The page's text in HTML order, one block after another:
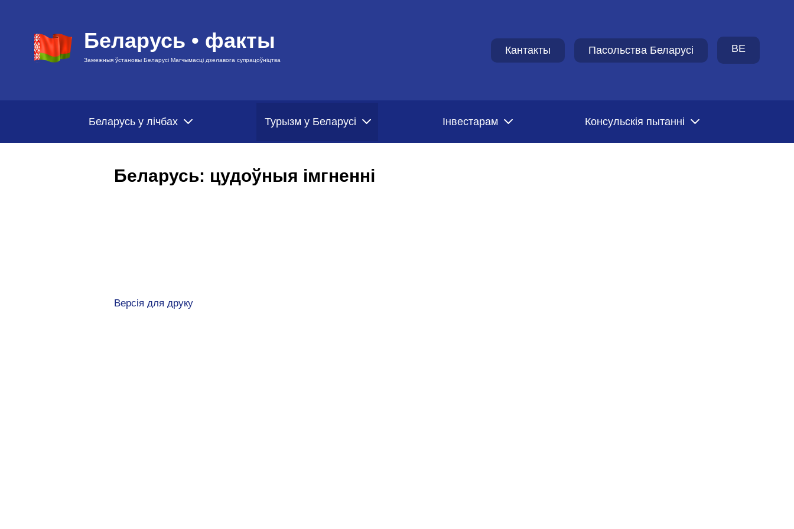
Беларусь • факты
Замежныя ўстановы Беларусі Магчымасці дзелавога супрацоўніцтва
Кантакты Пасольства Беларусi BE
Беларусь у лічбах Турызм у Беларусі Iнвестарам Консульскія пытанні
Беларусь: цудоўныя імгненні
Версія для друку